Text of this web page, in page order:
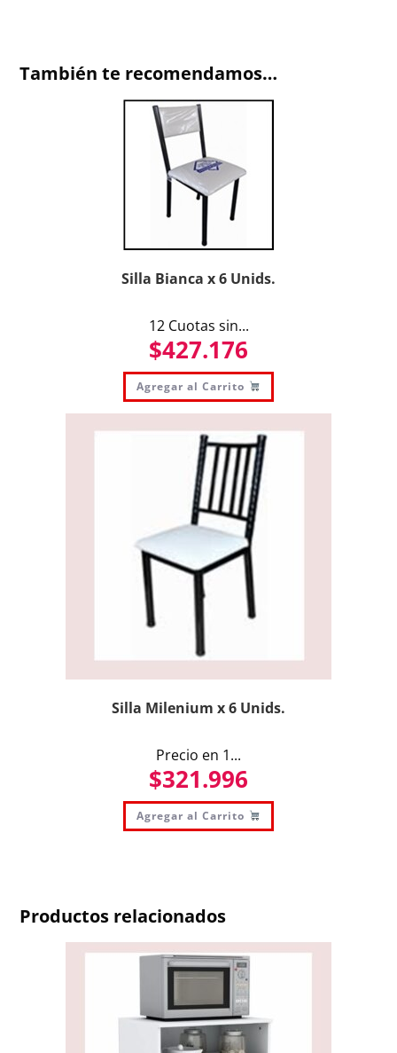
También te recomendamos…
Silla Bianca x 6 Unids.
12 Cuotas sin...
$427.176
Agregar al Carrito
Silla Milenium x 6 Unids.
Precio en 1...
$321.996
Agregar al Carrito
Productos relacionados